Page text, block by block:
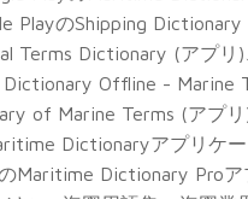
PlayのShipping Dictionary
Terms Dictionary (アプリ
Offline - Marine
of Marine Terms (アプ
Dictionaryアプリケ
Maritime Dictionary Proア